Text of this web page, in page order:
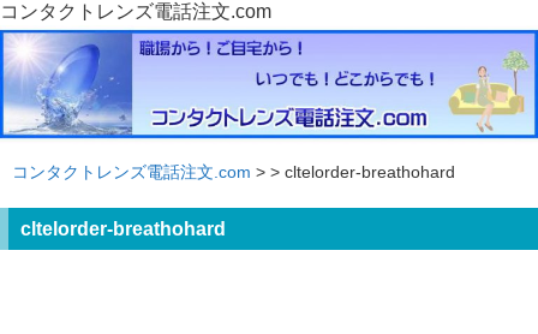
コンタクトレンズ電話注文.com
コンタクトレンズ電話注文.com > > cltelorder-breathohard
cltelorder-breathohard